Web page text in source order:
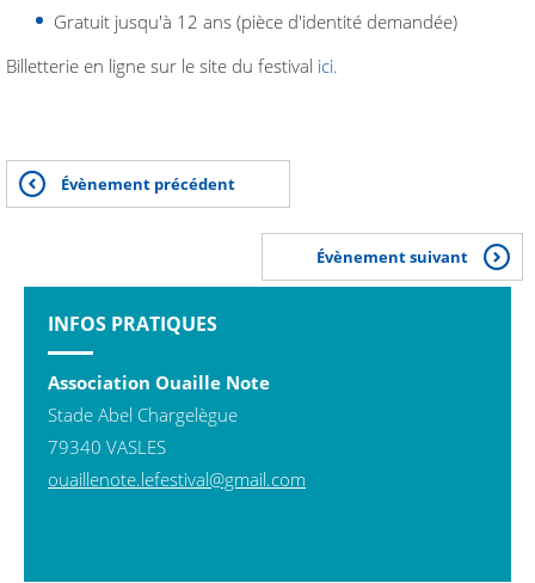
Gratuit jusqu'à 12 ans (pièce d'identité demandée)
Billetterie en ligne sur le site du festival ici.
Évènement précédent
Évènement suivant
INFOS PRATIQUES
Association Ouaille Note
Stade Abel Chargelègue
79340 VASLES
ouaillenote.lefestival@gmail.com